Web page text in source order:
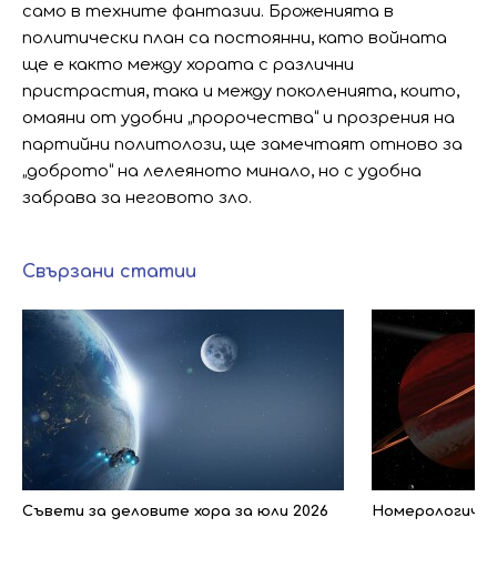
само в техните фантазии. Броженията в
политически план са постоянни, като войната
ще е както между хората с различни
пристрастия, така и между поколенията, които,
омаяни от удобни „пророчества“ и прозрения на
партийни политолози, ще замечтаят отново за
„доброто“ на лелеяното минало, но с удобна
забрава за неговото зло.
Свързани статии
Съвети за деловите хора за юли 2026